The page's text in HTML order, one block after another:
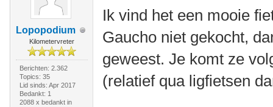
Lopopodium
Kilometervreter
Berichten: 2.362
Topics: 35
Lid sinds: Apr 2017
Bedankt: 1
2088 x bedankt in
Ik vind het een mooie
Gaucho niet gekocht,
geweest. Je komt ze
(relatief qua ligfietsen